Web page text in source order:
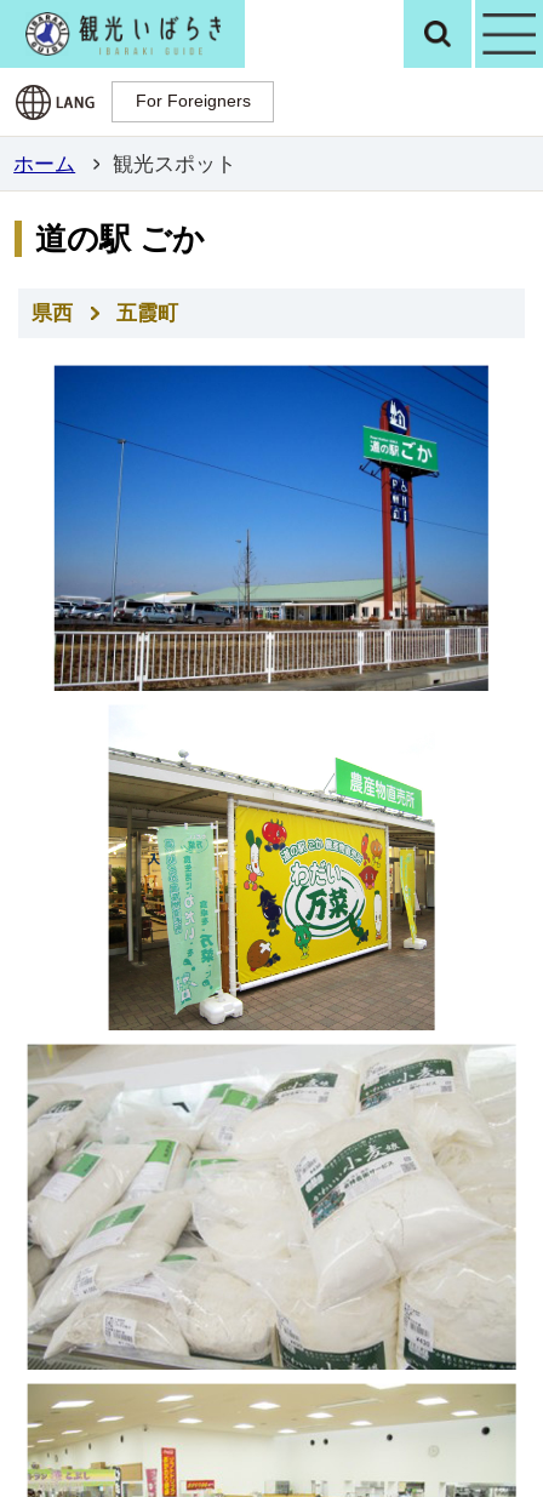
観光いばらき検
For Foreigners
For Foreigners
ホーム 観光スポット
道の駅 ごか
県西 五霞町